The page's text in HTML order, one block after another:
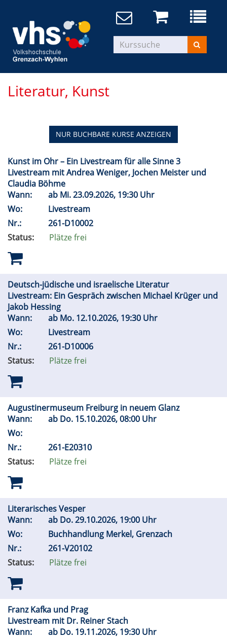
Literatur, Kunst
NUR BUCHBARE KURSE ANZEIGEN
Kunst im Ohr – Ein Livestream für alle Sinne 3
Livestream mit Andrea Weniger, Jochen Meister und
Claudia Böhme
Wann:
ab Mi.23.09.2026, 19:30 Uhr
Wo:
Livestream
Nr.:
261-D10002
Status:
Plätze frei
Deutsch-jüdische und israelische Literatur
Livestream: Ein Gespräch zwischen Michael Krüger und
Jakob Hessing
Wann:
ab Mo. 12.10.2026, 19:30 Uhr
Wo:
Livestream
Nr.:
261-D10006
Status:
Plätze frei
Augustinermuseum Freiburg in neuem Glanz
Wann:
ab Do. 15.10.2026, 08:00 Uhr
Wo:
Nr.:
261-E20310
Status:
Plätze frei
Literarisches Vesper
Wann:
ab Do.29.10.2026, 19:00 Uhr
Wo:
Buchhandlung Merkel, Grenzach
Nr.:
261-V20102
Status:
Plätze frei
Franz Kafka und Prag
Livestream mit Dr. Reiner Stach
Wann:
ab Do. 19.11.2026, 19:30 Uhr